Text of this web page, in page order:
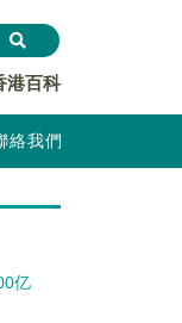
港百科
絡我們
亿